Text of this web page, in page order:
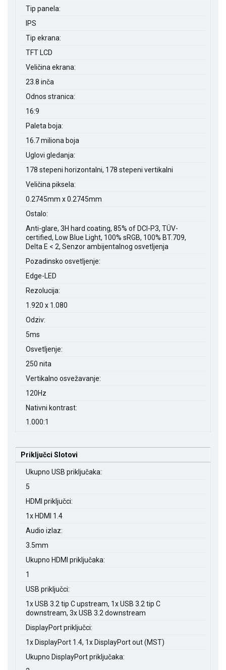
Tip panela:
IPS
Tip ekrana:
TFT LCD
Veličina ekrana:
23.8 inča
Odnos stranica:
16:9
Paleta boja:
16.7 miliona boja
Uglovi gledanja:
178 stepeni horizontalni, 178 stepeni vertikalni
Veličina piksela:
0.2745mm x 0.2745mm
Ostalo:
Anti-glare, 3H hard coating, 85% of DCI-P3, TÜV-
certified, Low Blue Light, 100% sRGB, 100% BT.709,
Delta E < 2, Senzor ambijentalnog osvetljenja
Pozadinsko osvetljenje:
Edge-LED
Rezolucija:
1.920 x 1.080
Odziv:
5ms
Osvetljenje:
250 nita
Vertikalno osvežavanje:
120Hz
Nativni kontrast:
1.000:1
Priključci Slotovi
Ukupno USB priključaka:
5
HDMI priključci:
1x HDMI 1.4
Audio izlaz:
3.5mm
Ukupno HDMI priključaka:
1
USB priključci:
1x USB 3.2 tip C upstream, 1x USB 3.2 tip C
downstream, 3x USB 3.2 downstream
DisplayPort priključci:
1x DisplayPort 1.4, 1x DisplayPort out (MST)
Ukupno DisplayPort priključaka: